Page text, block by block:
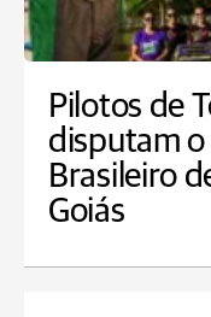
Pilotos de
disputam
Brasileiro
Goiás